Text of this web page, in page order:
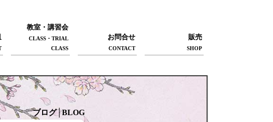
教室・講習会
CLASS・TRIAL
CLASS
お問合せ
CONTACT
販売
SHOP
ブログ│BLOG